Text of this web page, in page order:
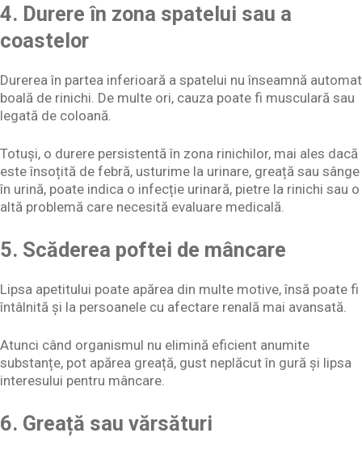
4. Durere în zona spatelui sau a
coastelor
Durerea în partea inferioară a spatelui nu înseamnă automat
boală de rinichi. De multe ori, cauza poate fi musculară sau
legată de coloană.
Totuși, o durere persistentă în zona rinichilor, mai ales dacă
este însoțită de febră, usturime la urinare, greață sau sânge
în urină, poate indica o infecție urinară, pietre la rinichi sau o
altă problemă care necesită evaluare medicală.
5. Scăderea poftei de mâncare
Lipsa apetitului poate apărea din multe motive, însă poate fi
întâlnită și la persoanele cu afectare renală mai avansată.
Atunci când organismul nu elimină eficient anumite
substanțe, pot apărea greață, gust neplăcut în gură și lipsa
interesului pentru mâncare.
6. Greață sau vărsături